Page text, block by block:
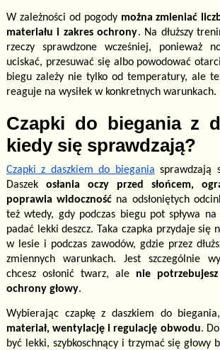
W zależności od pogody można zmieniać
materiału i zakres ochrony. Na dłuższy
rzeczy sprawdzone wcześniej, ponieważ
uciskać, przesuwać się albo powodować
biegu zależy nie tylko od temperatury, ale
reaguje na wysiłek w konkretnych warunkach.
Czapki do biegania z
kiedy się sprawdzają?
Czapki z daszkiem do biegania sprawdzają
Daszek osłania oczy przed słońcem,
poprawia widoczność na odsłoniętych
też wtedy, gdy podczas biegu pot spływa
padać lekki deszcz. Taka czapka przydaje się
w lesie i podczas zawodów, gdzie przez
zmiennych warunkach. Jest szczególnie
chcesz osłonić twarz, ale nie potrzebujesz
ochrony głowy.
Wybierając czapkę z daszkiem do biegania,
materiał, wentylację i regulację obwodu.
być lekki, szybkoschnący i trzymać się głowy